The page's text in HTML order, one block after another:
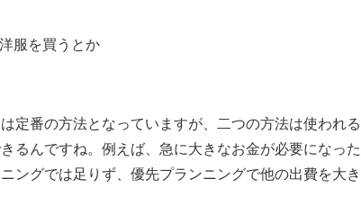
服を買うとか
定番の方法となっていますが、二つの方法は使われる
るんですね。例えば、急に大きなお金が必要になった
ングでは足りず、優先プランニングで他の出費を大き